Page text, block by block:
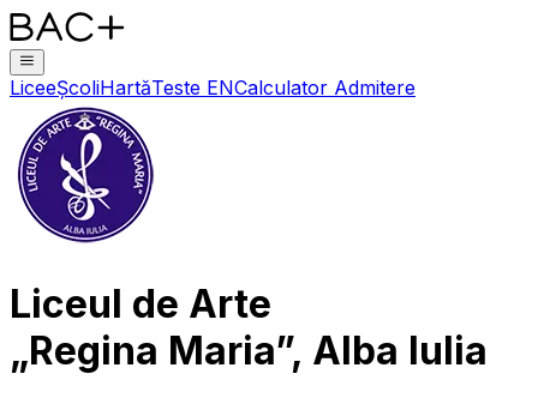
LiceeȘcoliHartăTeste ENCalculator Admitere
Liceul de Arte
„Regina Maria”, Alba Iulia